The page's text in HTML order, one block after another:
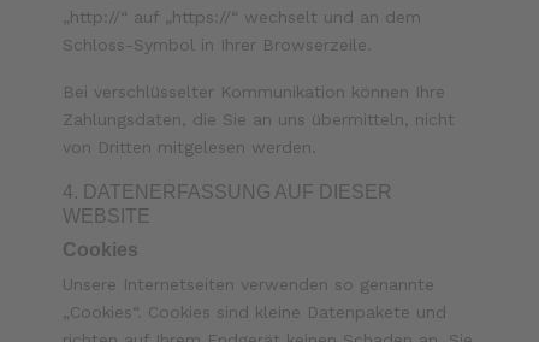
„http://“ auf „https://“ wechselt und an dem
Schloss-Symbol in Ihrer Browserzeile.
Bei verschlüsselter Kommunikation können Ihre
Zahlungsdaten, die Sie an uns übermitteln, nicht
von Dritten mitgelesen werden.
4. DATENERFASSUNG AUF DIESER
WEBSITE
Cookies
Unsere Internetseiten verwenden so genannte
„Cookies“. Cookies sind kleine Datenpakete und